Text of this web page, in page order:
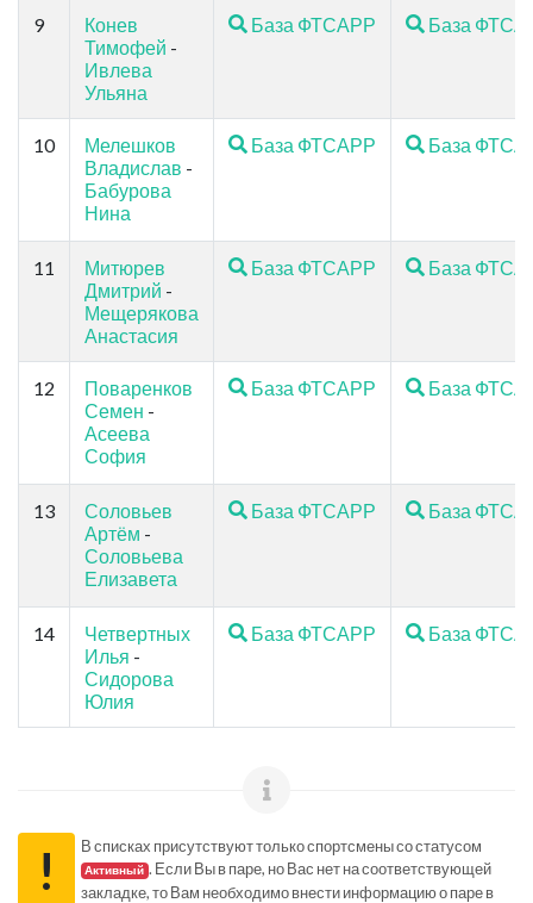
9
Конев
Тимофей -
Ивлева
Ульяна
База ФТСАРР База
10
Мелешков
Владислав -
Бабурова
Нина
База ФТСАРР База
11
Митюрев
Дмитрий -
Мещерякова
Анастасия
База ФТСАРР База
12
Поваренков
Семен -
Асеева
София
База ФТСАРР База
13
Соловьев
Артём -
Соловьева
Елизавета
База ФТСАРР База
14
Четвертных
Илья -
Сидорова
Юлия
База ФТСАРР База
! В списках присутствуют только спортсмены со статусом
Активный . Если Вы в паре, но Вас нет на соответствующей
закладке, то Вам необходимо внести информацию о паре в